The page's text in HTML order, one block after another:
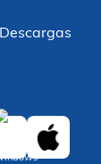
Descargas